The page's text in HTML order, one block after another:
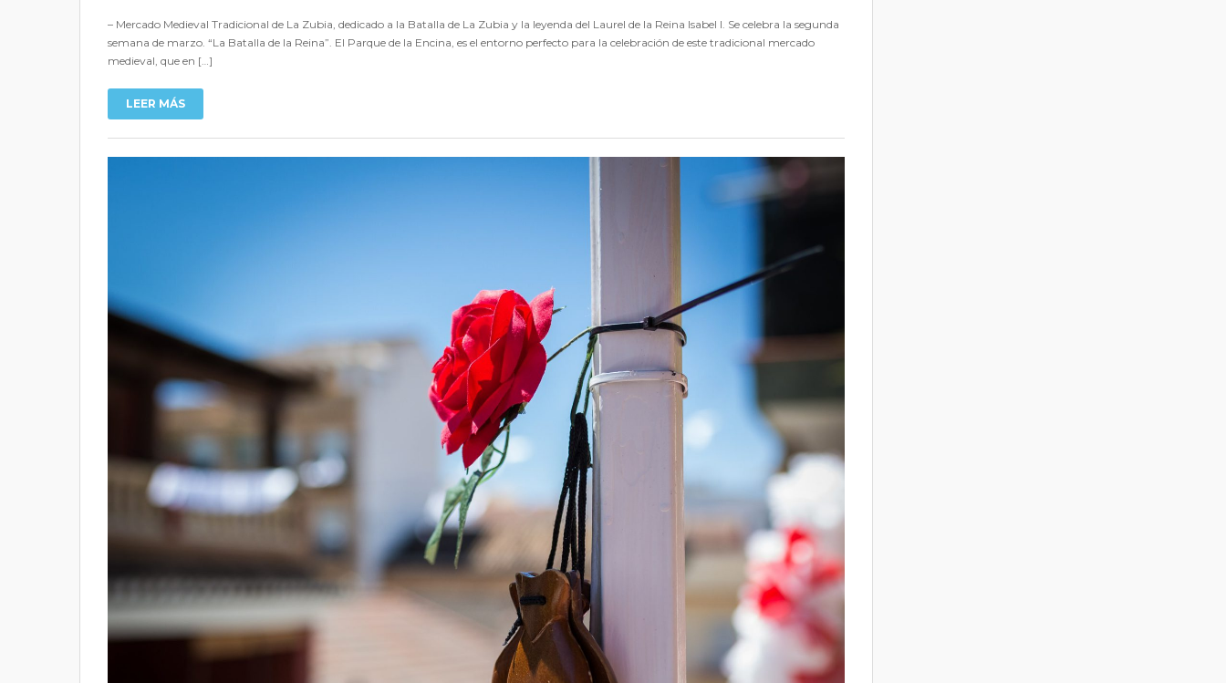
– Mercado Medieval Tradicional de La Zubia, dedicado a la Batalla de La Zubia y la leyenda del Laurel de la Reina Isabel I. Se celebra la segunda
semana de marzo. “La Batalla de la Reina”. El Parque de la Encina, es el entorno perfecto para la celebración de este tradicional mercado
medieval, que en […]
LEER MÁS